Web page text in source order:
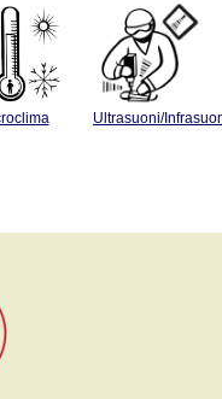
Ultrasuoni/